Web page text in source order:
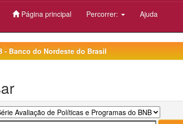
Página principal Percorrer: Ajuda
- Banco do Nordeste do Brasil